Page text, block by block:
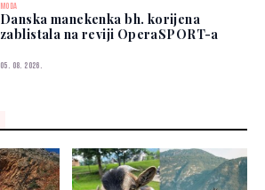
MODA
Danska manekenka bh. korijena
zablistala na reviji OperaSPORT-a
05. 08. 2026.